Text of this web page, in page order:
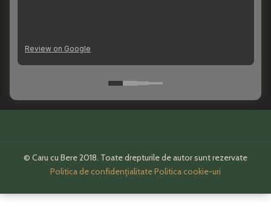
© Caru cu Bere 2018. Toate drepturile de autor sunt rezervate
Politica de confidențialitatePolitica cookie-uri